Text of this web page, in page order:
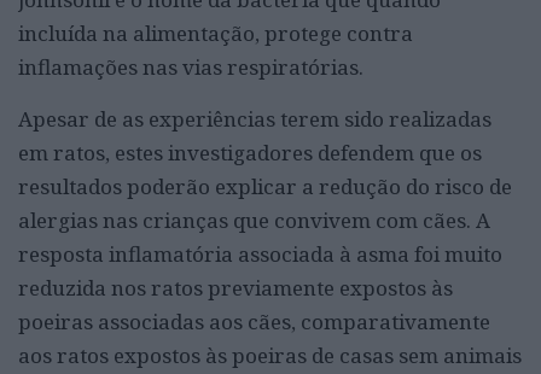
incluída na alimentação, protege contra
inflamações nas vias respiratórias.
Apesar de as experiências terem sido realizadas
em ratos, estes investigadores defendem que os
resultados poderão explicar a redução do risco de
alergias nas crianças que convivem com cães. A
resposta inflamatória associada à asma foi muito
reduzida nos ratos previamente expostos às
poeiras associadas aos cães, comparativamente
aos ratos expostos às poeiras de casas sem animais